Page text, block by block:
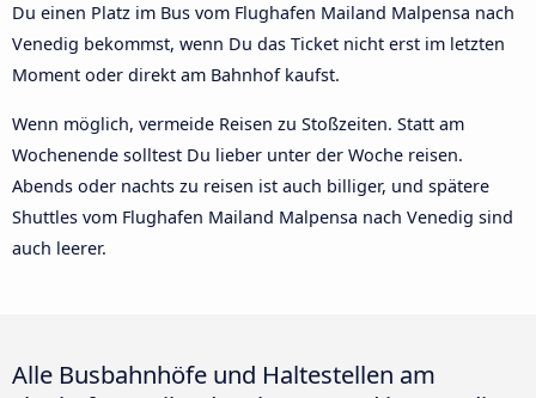
Du einen Platz im Bus vom Flughafen Mailand Malpensa nach
Venedig bekommst, wenn Du das Ticket nicht erst im letzten
Moment oder direkt am Bahnhof kaufst.
Wenn möglich, vermeide Reisen zu Stoßzeiten. Statt am
Wochenende solltest Du lieber unter der Woche reisen.
Abends oder nachts zu reisen ist auch billiger, und spätere
Shuttles vom Flughafen Mailand Malpensa nach Venedig sind
auch leerer.
Alle Busbahnhöfe und Haltestellen am